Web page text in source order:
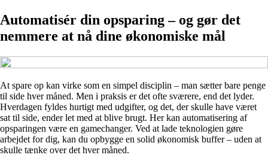
Automatisér din opsparing – og gør det
nemmere at nå dine økonomiske mål
At spare op kan virke som en simpel disciplin – man sætter bare penge
til side hver måned. Men i praksis er det ofte sværere, end det lyder.
Hverdagen fyldes hurtigt med udgifter, og det, der skulle have været
sat til side, ender let med at blive brugt. Her kan automatisering af
opsparingen være en gamechanger. Ved at lade teknologien gøre
arbejdet for dig, kan du opbygge en solid økonomisk buffer – uden at
skulle tænke over det hver måned.